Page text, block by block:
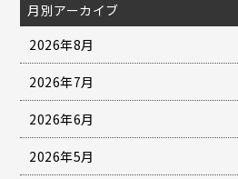
月別アーカイブ
2026年8月
2026年7月
2026年6月
2026年5月